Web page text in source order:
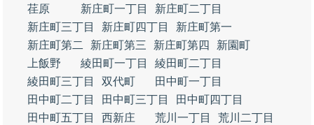
荏原
新庄町一丁目
新庄町二丁目
新庄町三丁目
新庄町四丁目
新庄町第一
新庄町第二
新庄町第三 新庄町第四
新園町
上飯野
綾田町一丁目
綾田町二丁目
綾田町三丁目
双代町
田中町一丁目
田中町二丁目
田中町三丁目
田中町四丁目
田中町五丁目
西新庄 荒川一丁目
荒川二丁目